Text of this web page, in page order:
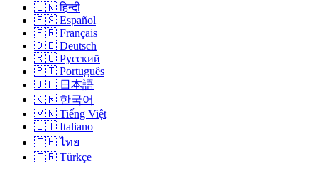
🇮🇳 हिन्दी
🇪🇸 Español
🇫🇷 Français
🇩🇪 Deutsch
🇷🇺 Русский
🇵🇹 Português
🇯🇵 日本語
🇰🇷 한국어
🇻🇳 Tiếng Việt
🇮🇹 Italiano
🇹🇭 ไทย
🇹🇷 Türkçe